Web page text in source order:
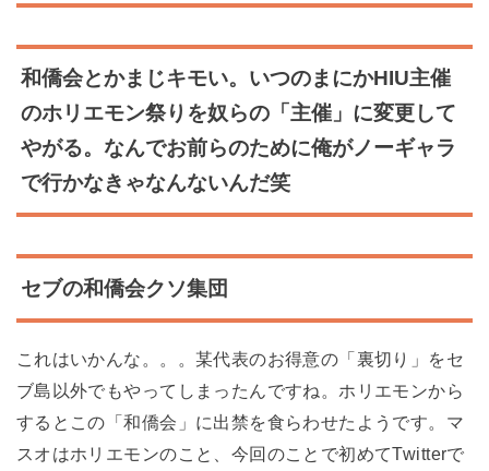
和僑会とかまじキモい。いつのまにかHIU主催
のホリエモン祭りを奴らの「主催」に変更して
やがる。なんでお前らのために俺がノーギャラ
で行かなきゃなんないんだ笑
セブの和僑会クソ集団
これはいかんな。。。某代表のお得意の「裏切り」をセ
ブ島以外でもやってしまったんですね。ホリエモンから
するとこの「和僑会」に出禁を食らわせたようです。マ
スオはホリエモンのこと、今回のことで初めてTwitterで